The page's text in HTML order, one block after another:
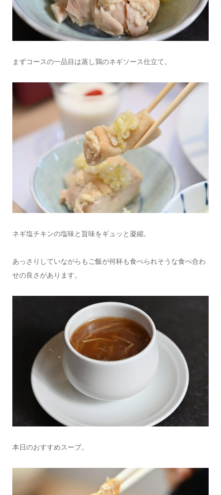
まずコースの一品目は蒸し鶏のネギソース仕立て。
ネギ塩チキンの塩味と旨味をギュッと凝縮。
あっさりしていながらもご飯が何杯も食べられそうな食べ合わ
せの良さがあります。
本日のおすすめスープ。